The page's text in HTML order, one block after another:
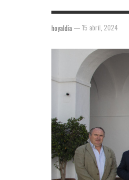
hoyaldia — 15 abril, 2024